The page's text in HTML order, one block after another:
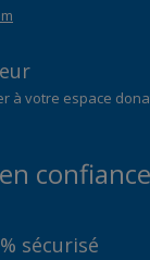
à votre espace
confiance
sécurisé